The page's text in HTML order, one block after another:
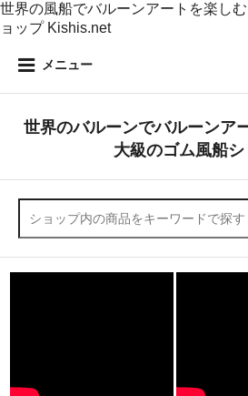
世界の風船でバルーンアートを楽し
ョップ Kishis.net
メニュー
世界のバルーンでバルーンア
大級のゴム風船